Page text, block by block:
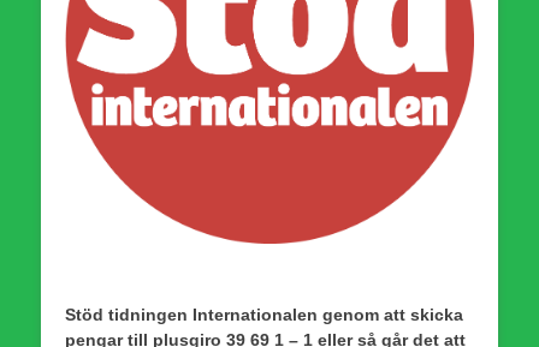
Stöd tidningen Internationalen genom att skicka
pengar till plusgiro 39 69 1 – 1 eller så går det att